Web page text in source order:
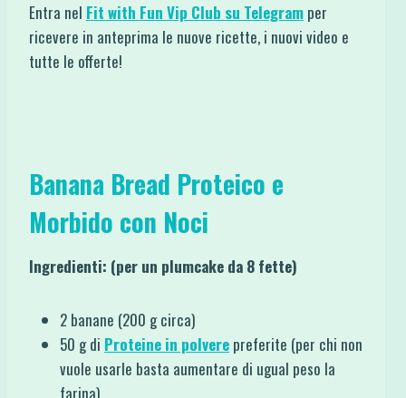
Entra nel Fit with Fun Vip Club su Telegram per
ricevere in anteprima le nuove ricette, i nuovi video e
tutte le offerte!
Banana Bread Proteico e
Morbido con Noci
Ingredienti: (per un plumcake da 8 fette)
2 banane (200 g circa)
50 g di Proteine in polvere preferite (per chi non
vuole usarle basta aumentare di ugual peso la
farina)